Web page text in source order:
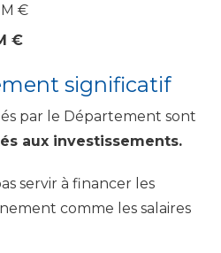
M €
€
significatif
par le Département sont
aux investissements.
servir à financer les
comme les salaires